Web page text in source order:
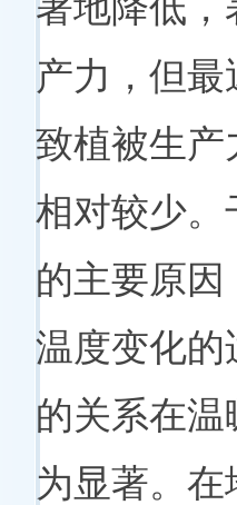
著地降低，
产力，但
致植被生产
相对较少。
的主要原
温度变化的
的关系在
为显著。在